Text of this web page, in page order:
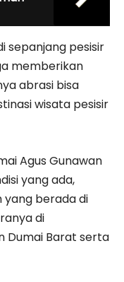
sepanjang pesisir
memberikan
abrasi bisa
wisata pesisir
Agus Gunawan
yang ada,
yang berada di
di
Dumai Barat serta